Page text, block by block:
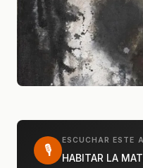
🎙
ESCUCHAR ESTE
HABITAR LA